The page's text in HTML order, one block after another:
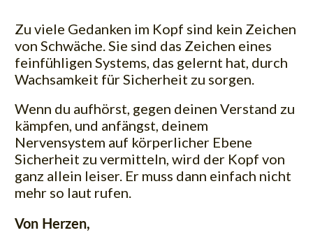
Zu viele Gedanken im Kopf sind kein Zeichen
von Schwäche. Sie sind das Zeichen eines
feinfühligen Systems, das gelernt hat, durch
Wachsamkeit für Sicherheit zu sorgen.
Wenn du aufhörst, gegen deinen Verstand zu
kämpfen, und anfängst, deinem
Nervensystem auf körperlicher Ebene
Sicherheit zu vermitteln, wird der Kopf von
ganz allein leiser. Er muss dann einfach nicht
mehr so laut rufen.
Von Herzen,